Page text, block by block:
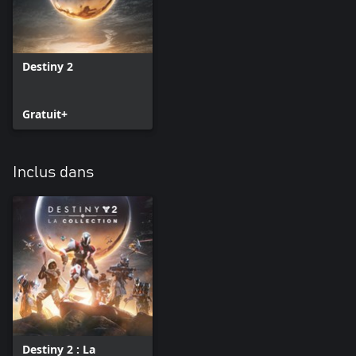
Destiny 2
Gratuit+
Inclus dans
Destiny 2 : La